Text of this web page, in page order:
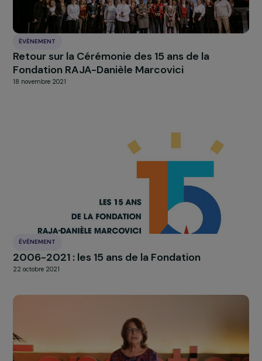
Exposition #CartooningforWomen sur les
ÉVÈNEMENT